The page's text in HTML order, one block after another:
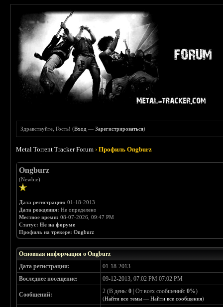
Здравствуйте, Гость! (Вход —Зарегистрироваться)
Metal Torrent Tracker Forum ›Профиль Ongburz
Ongburz
(Newbie)
Дата регистрации: 01-18-2013
Дата рождения: Не определено
Местное время: 08-07-2026, 09:47 PM
Статус: Не на форуме
Профиль на трекере: Ongburz
Основная информация о Ongburz
Дата регистрации:
01-18-2013
Воследнее посещение:
09-12-2013, 07:02 PM 07:02 PM
Сообщений: 2 (В день:0 | От всех сообщений:0%)
(Найти все темы —Найти все сообщения)